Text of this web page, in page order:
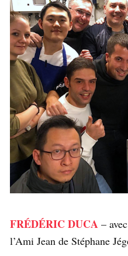
FRÉDÉRIC DUCA –
l’Ami Jean de Stéphane